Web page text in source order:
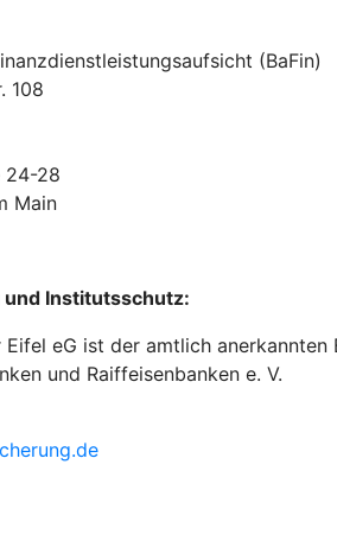
(BaFin)
108
24-28
Main
Institutsschutz:
Eifel eG ist der amtlich
und Raiffeisenbanken e. V.